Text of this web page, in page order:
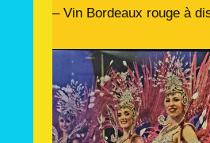
– Vin Bordeaux rouge à